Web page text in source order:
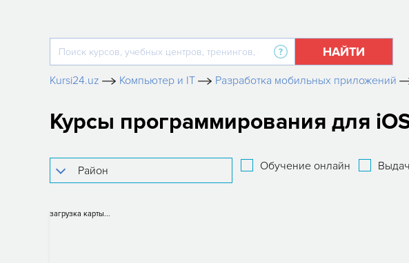
Kursi24.uz Компьютер и IT Разработка мобильных приложений
НАЙТИ
Курсы программирования для
Обучение онлайн
загрузка карты...